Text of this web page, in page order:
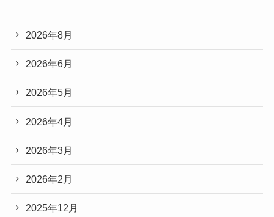
2026年8月
2026年6月
2026年5月
2026年4月
2026年3月
2026年2月
2025年12月